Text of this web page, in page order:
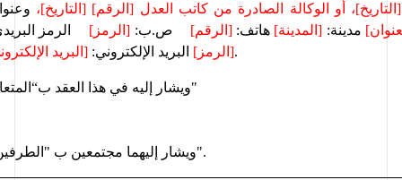
أو الوكالة الصادرة من كاتب العدل [الرقم] [التاريخ]،
مدينة: [المدينة] هاتف: [الرقم] ص.ب: [الرمز]
الرمز
[الرمز] البريد الإلكتروني: [البريد .
ويشار إليه في هذا العقدب“المتعاقد"
ويشار إليهما مجتمعين ب "الطرفين" أو " الطرفان".